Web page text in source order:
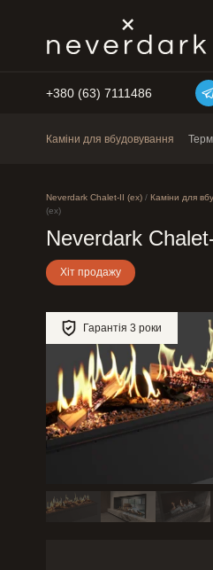
+380 (63) 7111486
Каміни для вбудовування
Neverdark Chalet-II (ex)/ Каміни для
(ex)
Neverdark
Хіт продажу
Гарантія 3 роки